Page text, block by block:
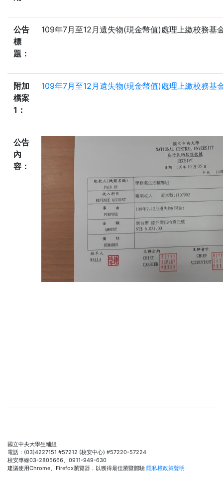
公告
標
題：
109年7月至12月遺失物(現金幣值)處理上繳校務基
附加
檔案
1：
109年7月至12月遺失物(現金幣值)處理上繳校務基
公告
內
容：
國立中央大學生輔組
電話：(03)4227151 #57212 (校安中心) #57220-57224
校安專線03-2805666、0911-949-630
建議使用Chrome、Firefox瀏覽器，以獲得最佳瀏覽體驗 隱私權政策聲明